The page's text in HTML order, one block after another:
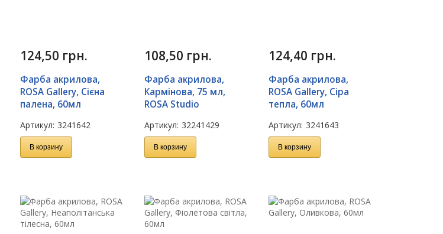
124,50 грн.
Фарба акрилова,
ROSA Gallery, Сієна
палена, 60мл
Артикул: 3241642
В корзину
108,50 грн.
Фарба акрилова,
Кармінова, 75 мл,
ROSA Studio
Артикул: 32241429
В корзину
124,40 грн.
Фарба акрилова,
ROSA Gallery, Сіра
тепла, 60мл
Артикул: 3241643
В корзину